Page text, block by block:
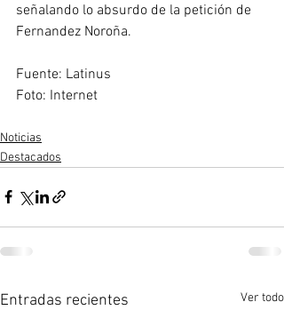
señalando lo absurdo de la petición de
Fernandez Noroña.
Fuente: Latinus
Foto: Internet
Noticias
Destacados
Entradas recientes Ver todo